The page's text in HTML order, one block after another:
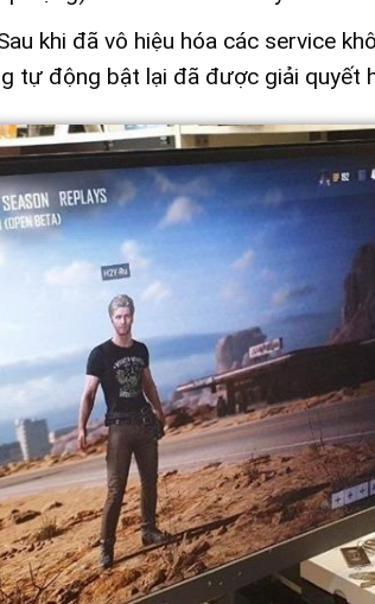
khi đã vô hiệu hóa các service
tự động bật lại đã được giải quyết